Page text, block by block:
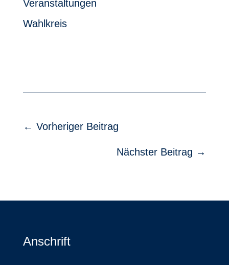
Veranstaltungen
Wahlkreis
← Vorheriger Beitrag
Nächster Beitrag →
Anschrift